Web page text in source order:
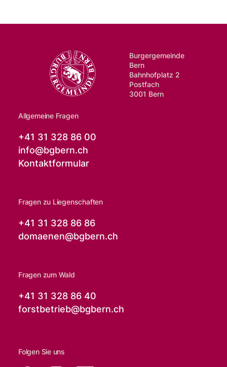
Burgergemeinde
Bern
Bahnhofplatz 2
Postfach
3001 Bern
Allgemeine Fragen
+41 31 328 86 00
info@bgbern.ch
Kontaktformular
Fragen zu Liegenschaften
+41 31 328 86 86
domaenen@bgbern.ch
Fragen zum Wald
+41 31 328 86 40
forstbetrieb@bgbern.ch
Folgen Sie uns